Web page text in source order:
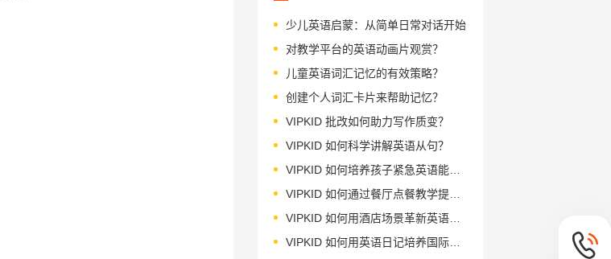
少儿英语启蒙：从简单日常对话开始
对教学平台的英语动画片观赏？
儿童英语词汇记忆的有效策略？
创建个人词汇卡片来帮助记忆？
VIPKID 批改如何助力写作质变？
VIPKID 如何科学讲解英语从句？
VIPKID 如何培养孩子紧急英语能力？
VIPKID 如何通过餐厅点餐教学提升少儿英语应用能力？
VIPKID 如何用酒店场景革新英语教学？
VIPKID 如何用英语日记培养国际化人才？